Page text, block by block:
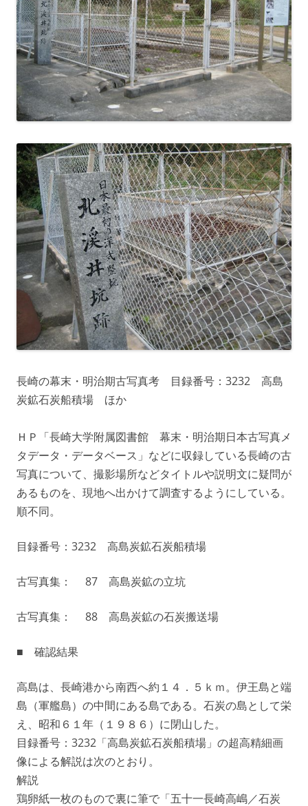
長崎の幕末・明治期古写真考 目録番号：3232 高島
炭鉱石炭船積場 ほか
ＨＰ「長崎大学附属図書館 幕末・明治期日本古写真メ
タデータ・データベース」などに収録している長崎の古
写真について、撮影場所などタイトルや説明文に疑問が
あるものを、現地へ出かけて調査するようにしている。
順不同。
目録番号：3232 高島炭鉱石炭船積場
古写真集： 87 高島炭鉱の立坑
古写真集： 88 高島炭鉱の石炭搬送場
■ 確認結果
高島は、長崎港から南西へ約１４．５ｋｍ。伊王島と端
島（軍艦島）の中間にある島である。石炭の島として栄
え、昭和６１年（１９８６）に閉山した。
目録番号：3232「高島炭鉱石炭船積場」の超高精細画
像による解説は次のとおり。
解説
鶏卵紙一枚のもので裏に筆で「五十一長崎高嶋／石炭